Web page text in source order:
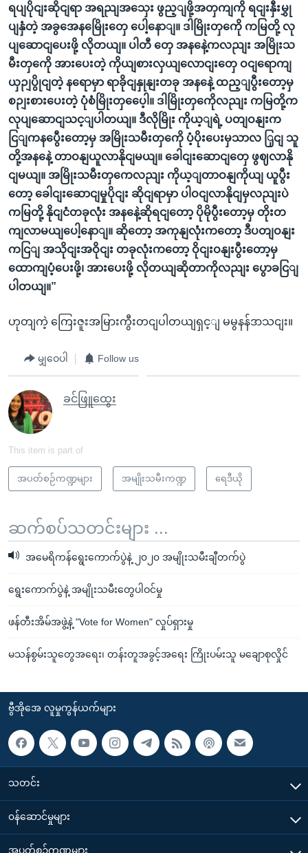
ရပျပိုငျးဆိုငျရာ အရညျအသှေး ဖွည့ျဖို့အတှကျကို ရငျးနှီးမွှု
ပျနှံတဲ့ အခွအေနမြေိုးတှေ ပေါ့နောျ။ ဒါမြိုးတှကေို ကမြတို့ လု
ပျဆောငျပေးဖို့ လိုတယျ။ ပါတီ တှေ အနနေဲ့ကလညျး အမြိုးသ
မီးတှကေို အားပေးတဲ့ ကိုယျစားလှယျလောငျးတှေ ဝငျရောကျ
ယှဉျပွိုငျတဲ့ နရောမှာ ရာခိုငျနှုနျးတခု အနနေဲ့ ထည့ျပွီးတော့မှ
စဉျးစားပေးတဲ့ ပုံစံမြိုးတှပေေ့ါ။ ဒါမြိုးတှကေိုလညျး ကမြတို့က
လုပျဆောငျသင့ျပါတယျ။ ဒီလိုမြိုး ကိုယ့ျရဲ့ ပတျဝနျးက
ငြျကနပွေီးတော့မှ အမြိုးသမီးတှကေို ပံ့ပိုးပေးမှသာလ ြှငျ သူ
တို့အနနေဲ့ တာဝနျယူလာနိုငျမယျ။ ခေါငျးဆောငျတှေ ဖွဈလာနို
ငျမယျ။ အမြိုးသမီးတှကေလညျး ကိုယ့ျတာဝနျကိုယျ ယူပွီး
တော့ ခေါငျးဆောငျမှုပိုငျး ဆိုငျရာမှာ ပါဝငျလာနိုငျမှလညျးပဲ
ကမြတို့ နိုငျငံတခုလုံး အနနေဲ့ဆိုရငျတော့ ပိုမိုပွီးတော့မှ တိုးတ
ကျလာမယျပေါ့နောျ။ ဆိုတော့ အကုနျလုံးကတော့ ဒီပတျဝနျး
ကငြျ အသိုငျးအဝိုငျး တခုလုံးကတော့ ဝိုငျးဝနျးပွီးတော့မှ
ထောကျပံ့ပေးဖို့၊ အားပေးဖို့ လိုတယျဆိုတာကိုလညျး ပွောခငြျ
ပါတယျ။”
ဟုတျကဲ့ ကြေးဇူးအမြားကွီးတငျပါတယျရှင့ျ မမွနန်ဒာသငျး။
မျှဝေပါ Follow us
ခင်ဖြူထွေး
This item is part of
အပတ်စဉ်ကဏ္ဍများ အမျိုးသမီးကဏ္ဍ ရေဒီယို
ဆက်စပ်သတင်းများ ...
အမေရိကန်ရွေးကောက်ပွဲနဲ့ ၂၀၂၀ အမျိုးသမီးချီတက်ပွဲ
ရွေးကောက်ပွဲနဲ့ အမျိုးသမီးတွေပါဝင်မှု
ဖန်တီးအိမ်အဖွဲ့နဲ့ "Vote for Women" လှုပ်ရှားမှု
မသန်စွမ်းသူတွေအရေး၊ တန်းတူအခွင့်အရေး ကြိုးပမ်းသူ မချောစုလှိုင်
ဗွီအိုအေ လူမှုကွန်ယက်များ
သတင်း
၀န်ဆောင်မှုများ
အပတ်စဉ်ကဏ္ဍများ